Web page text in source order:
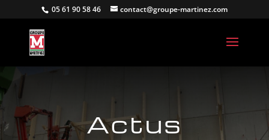
05 61 90 58 46 contact@groupe-martinez.com
Actus